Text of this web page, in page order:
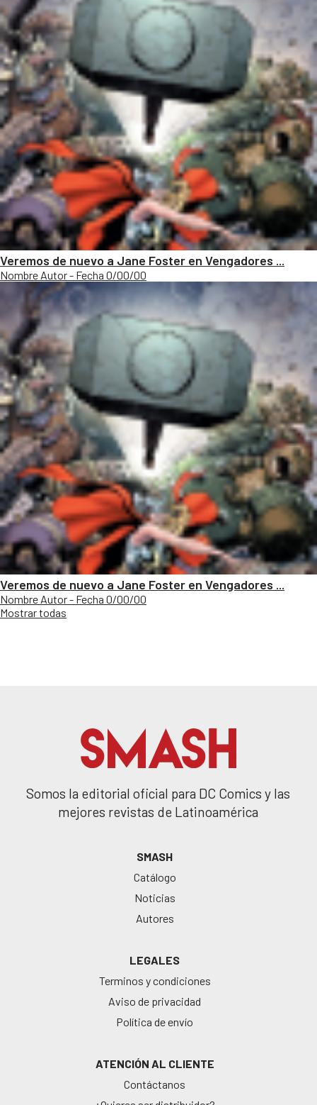
Veremos de nuevo a Jane Foster en Vengadores ...
Nombre Autor - Fecha 0/00/00
Veremos de nuevo a Jane Foster en Vengadores ...
Nombre Autor - Fecha 0/00/00
Mostrar todas
Somos la editorial oficial para DC Comics y las
mejores revistas de Latinoamérica
SMASH
Catálogo
Noticias
Autores
LEGALES
Terminos y condiciones
Aviso de privacidad
Política de envío
ATENCIÓN AL CLIENTE
Contáctanos